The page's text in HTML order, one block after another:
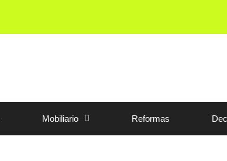
Mobiliario Reformas